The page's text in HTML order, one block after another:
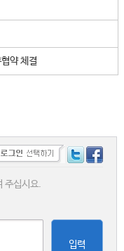
약 체결
주십시요.
입력